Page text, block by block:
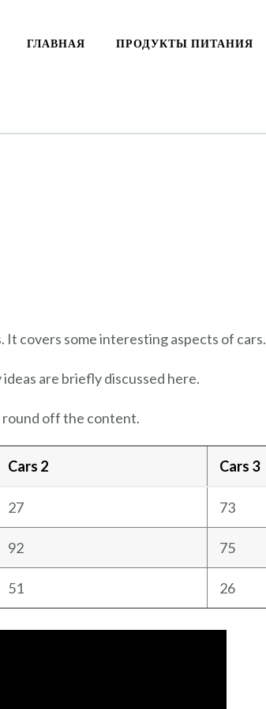
ГЛАВНАЯ ПРОДУКТЫ ПИТАНИЯ
It covers some interesting aspects of cars.
are briefly discussed here.
off the content.
Cars 2 Cars 3
27 73
92 75
51 26